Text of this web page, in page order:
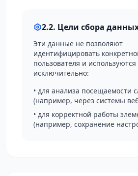
2.2. Цели сбора
Эти данные не позволяют
идентифицировать
пользователя и используются
исключительно:
• для анализа посещаемости
(например, через системы
• для корректной работы
(например, сохранение